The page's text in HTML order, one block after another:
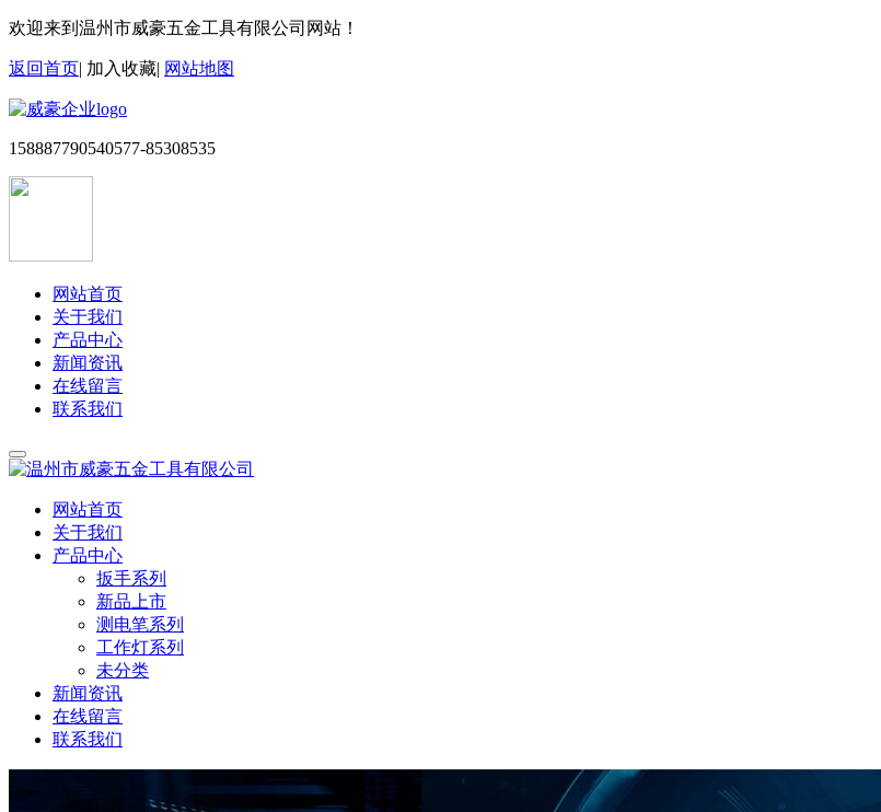
欢迎来到温州市威豪五金工具有限公司网站！
返回首页| 加入收藏| 网站地图
158887790540577-85308535
网站首页
关于我们
产品中心
新闻资讯
在线留言
联系我们
网站首页
关于我们
产品中心
扳手系列
新品上市
测电笔系列
工作灯系列
未分类
新闻资讯
在线留言
联系我们